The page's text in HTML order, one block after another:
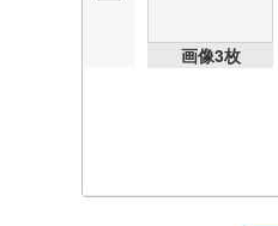
画像3枚